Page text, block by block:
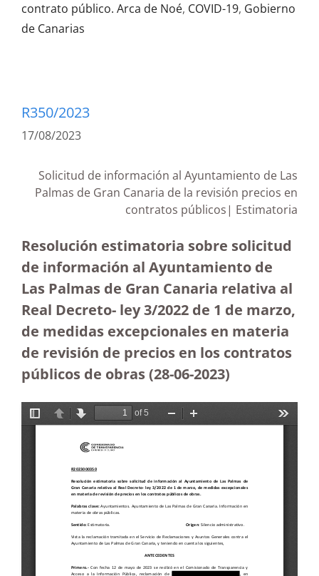
contrato público. Arca de Noé, COVID-19, Gobierno
de Canarias
R350/2023
17/08/2023
Solicitud de información al Ayuntamiento de Las
Palmas de Gran Canaria de la revisión precios en
contratos públicos| Estimatoria
Resolución estimatoria sobre solicitud
de información al Ayuntamiento de
Las Palmas de Gran Canaria relativa al
Real Decreto- ley 3/2022 de 1 de marzo,
de medidas excepcionales en materia
de revisión de precios en los contratos
públicos de obras (28-06-2023)